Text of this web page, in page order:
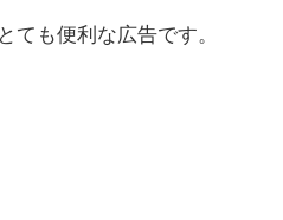
ても便利な広告です。